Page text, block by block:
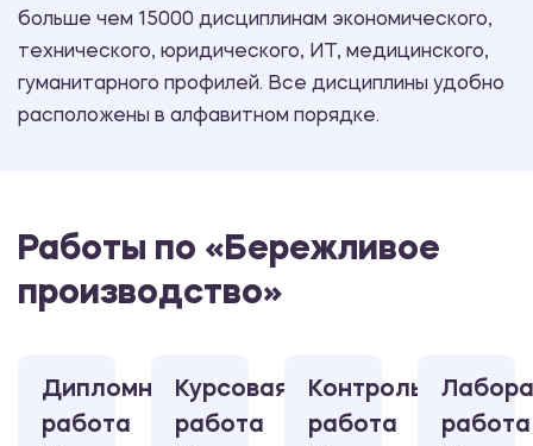
больше чем 15000 дисциплинам экономического,
технического, юридического, ИТ, медицинского,
гуманитарного профилей. Все дисциплины удобно
расположены в алфавитном порядке.
Работы по «Бережливое
производство»
Дипломная
работа
Курсовая
работа
Контрольная
работа
работа